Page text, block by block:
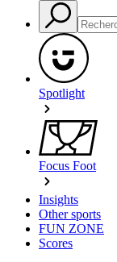
Spotlight
Focus Foot
Insights
Other sports
FUN ZONE
Scores